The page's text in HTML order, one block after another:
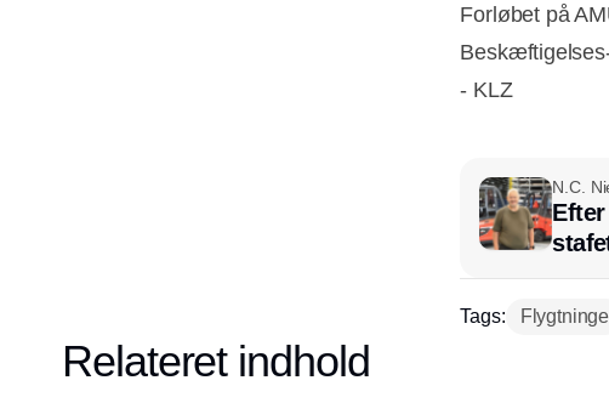
Forløbet på
- KLZ
N.C.
Tags: Flygtninge
Relateret indhold